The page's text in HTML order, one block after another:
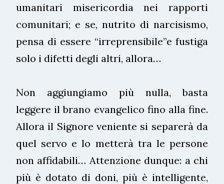
umanitari misericordia nei rapporti
comunitari; e se, nutrito di narcisismo,
pensa di essere “irreprensibile”e fustiga
solo i difetti degli altri, allora…
Non aggiungiamo più nulla, basta
leggere il brano evangelico fino alla fine.
Allora il Signore veniente si separerà da
quel servo e lo metterà tra le persone
non affidabili… Attenzione dunque: a chi
più è dotato di doni, più è intelligente,